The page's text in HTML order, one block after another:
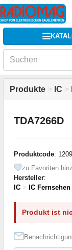
Produkte > IC >
TDA7266D
Produktcode:
zu Favoriten
Hersteller:
IC > IC Fernsehen
Produkt ist